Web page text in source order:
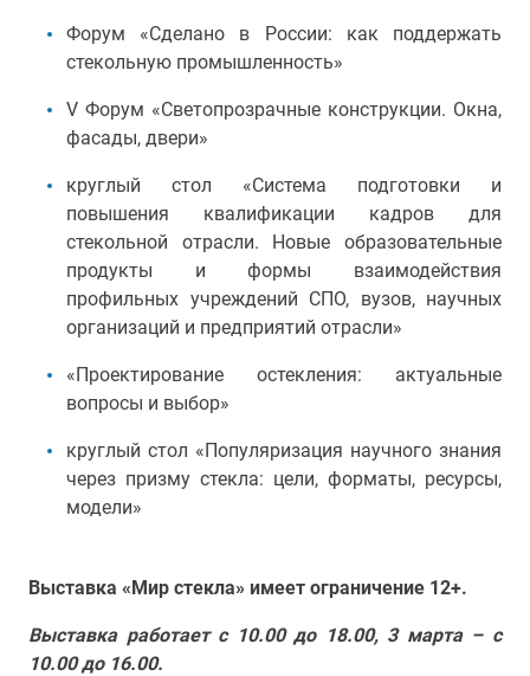
Форум «Сделано в России: как поддержать
стекольную промышленность»
V Форум «Светопрозрачные конструкции. Окна,
фасады, двери»
круглый стол «Система подготовки и
повышения квалификации кадров для
стекольной отрасли. Новые образовательные
продукты и формы взаимодействия
профильных учреждений СПО, вузов, научных
организаций и предприятий отрасли»
«Проектирование остекления: актуальные
вопросы и выбор»
круглый стол «Популяризация научного знания
через призму стекла: цели, форматы, ресурсы,
модели»
Выставка «Мир стекла» имеет ограничение 12+.
Выставка работает с 10.00 до 18.00, 3 марта – с
10.00 до 16.00.